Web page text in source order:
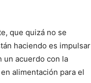
que quizá no se
haciendo es impulsar
un acuerdo con la
alimentación para el